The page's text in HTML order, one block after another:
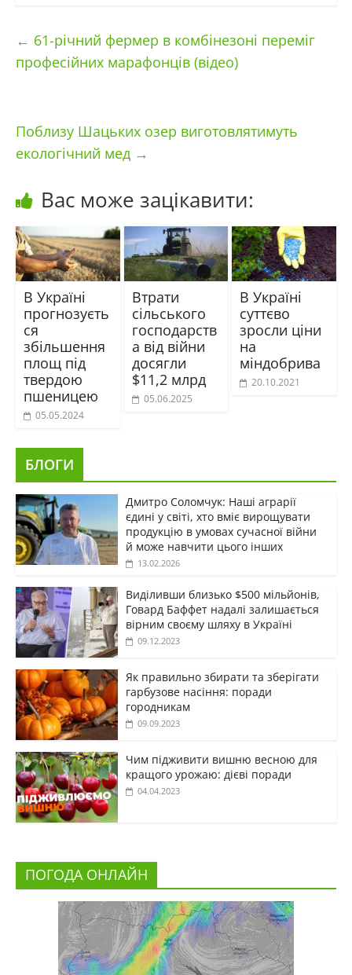
← 61-річний фермер в комбінезоні переміг
професійних марафонців (відео)
Поблизу Шацьких озер виготовлятимуть
екологічний мед →
Вас може зацікавити:
В Україні
прогнозуєть
ся
збільшення
площ під
твердою
пшеницею
05.05.2024
Втрати
сільського
господарств
а від війни
досягли
$11,2 млрд
05.06.2025
В Україні
суттєво
зросли ціни
на
міндобрива
20.10.2021
БЛОГИ
Дмитро Соломчук: Наші аграрії
єдині у світі, хто вміє вирощувати
продукцію в умовах сучасної війни
й може навчити цього інших
13.02.2026
Виділивши близько $500 мільйонів,
Говард Баффет надалі залишається
вірним своєму шляху в Україні
09.12.2023
Як правильно збирати та зберігати
гарбузове насіння: поради
городникам
09.09.2023
Чим підживити вишню весною для
кращого урожаю: дієві поради
04.04.2023
ПОГОДА ОНЛАЙН